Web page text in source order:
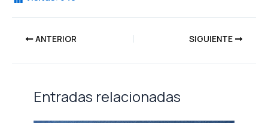
ANTERIOR SIGUIENTE
Entradas relacionadas